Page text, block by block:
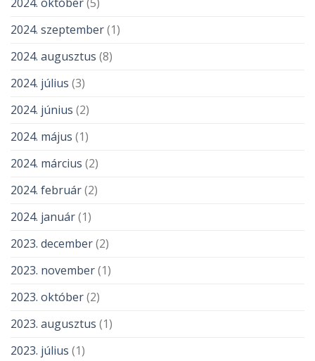
2024. szeptember(1)
2024. augusztus (8)
2024. július (3)
2024. június (2)
2024. május (1)
2024. március (2)
2024. február(2)
2024. január(1)
2023. december(2)
2023. november(1)
2023. október(2)
2023. augusztus (1)
2023. július (1)